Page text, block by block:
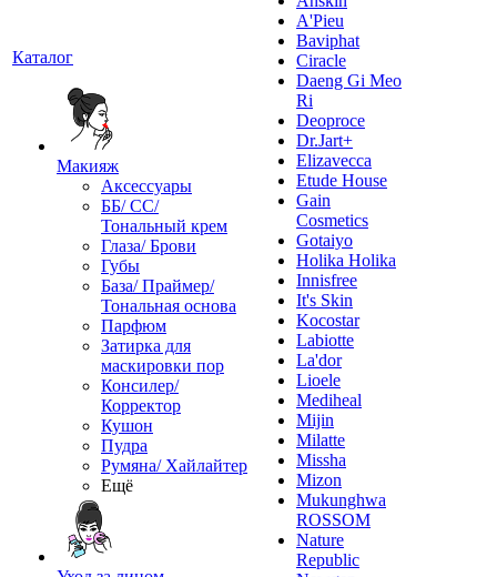
Каталог
Макияж
Аксессуары
ББ/ СС/
Тональный крем
Глаза/ Брови
Губы
База/ Праймер/
Тональная основа
Парфюм
Затирка для
маскировки пор
Консилер/
Корректор
Кушон
Пудра
Румяна/ Хайлайтер
Ещё
A'Pieu
Baviphat
Ciracle
Daeng Gi Meo
Ri
Deoproce
Dr.Jart+
Elizavecca
Etude House
Gain
Cosmetics
Gotaiyo
Holika Holika
Innisfree
It's Skin
Kocostar
Labiotte
La'dor
Lioele
Mediheal
Mijin
Milatte
Missha
Mizon
Mukunghwa
ROSSOM
Nature
Republic